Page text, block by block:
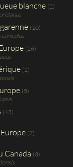
blanche (2)
(10)
(26)
(2)
(5)
(43)
(7)
Canada (3)